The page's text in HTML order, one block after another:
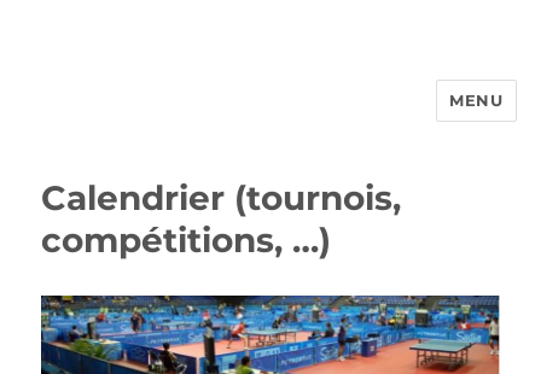
MENU
Calendrier (tournois,
compétitions, …)